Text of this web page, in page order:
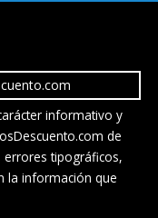
informativo y
de
errores tipográficos,
la información que